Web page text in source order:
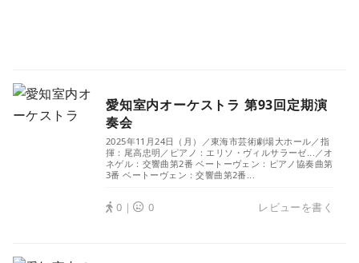
愛知室内オーケストラ 第93回定期演
奏会
2025年11月24日（月）／東海市芸術劇場大ホール／指
揮：尾高忠明／ピアノ：エリソ・ヴィルサラーゼ...／オ
ネゲル：交響曲第2番 ベートーヴェン：ピアノ協奏曲第
3番 ベートーヴェン：交響曲第2番...
0｜ 0 レビューを書く